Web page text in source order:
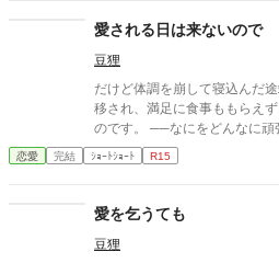
愛される日は来ないので
豆狸
だけど体調を崩して寝込んだ
移され、満足に食事ももらえ
のです。 ──なにをどんなに頑
れる日は来ないのだと。
恋愛 完結 ｼｮｰﾄｼｮｰﾄ R15
愛を乞うても
豆狸